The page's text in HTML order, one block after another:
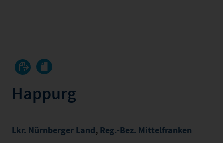
Happurg
Lkr. Nürnberger Land, Reg.-Bez. Mittelfranken